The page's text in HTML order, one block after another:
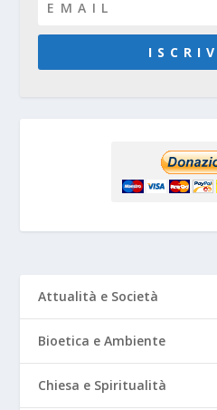
I S C R I
Attualità e Società
Bioetica e Ambiente
Chiesa e Spiritualità